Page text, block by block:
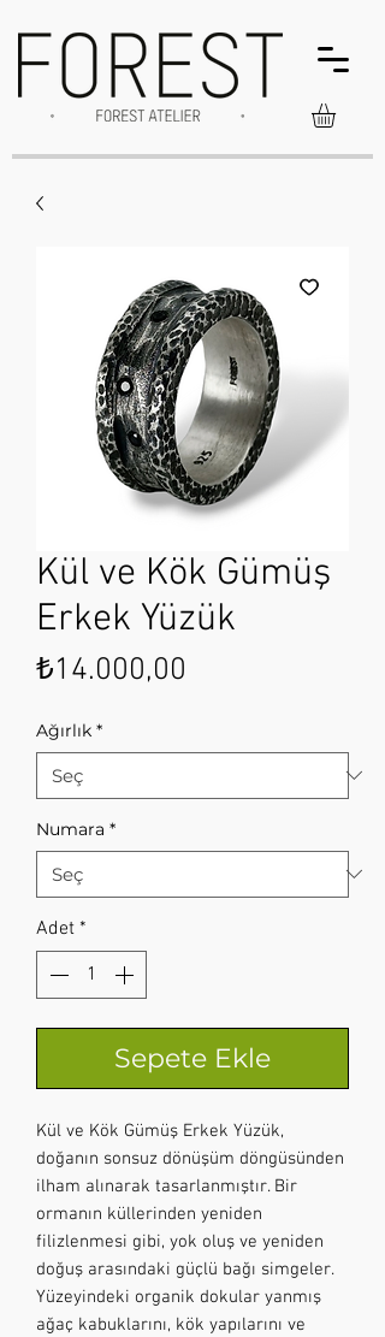
Kül ve Kök Gümüş
Erkek Yüzük
₺14.000,00
Ağırlık *
Numara *
Adet *
Sepete Ekle
Kül ve Kök Gümüş Erkek Yüzük,
doğanın sonsuz dönüşüm döngüsünden
ilham alınarak tasarlanmıştır. Bir
ormanın küllerinden yeniden
filizlenmesi gibi, yok oluş ve yeniden
doğuş arasındaki güçlü bağı simgeler.
Yüzeyindeki organik dokular yanmış
ağaç kabuklarını, kök yapılarını ve